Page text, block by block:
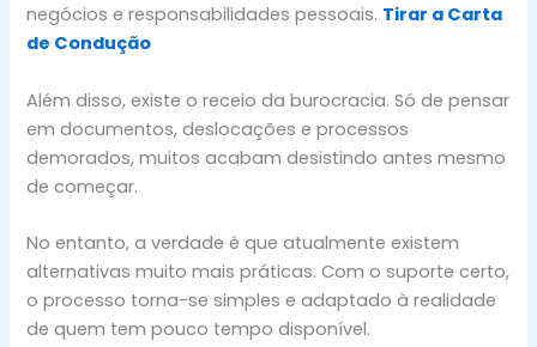
negócios e responsabilidades pessoais. Tirar a Carta
de Condução
Além disso, existe o receio da burocracia. Só de pensar
em documentos, deslocações e processos
demorados, muitos acabam desistindo antes mesmo
de começar.
No entanto, a verdade é que atualmente existem
alternativas muito mais práticas. Com o suporte certo,
o processo torna-se simples e adaptado à realidade
de quem tem pouco tempo disponível.